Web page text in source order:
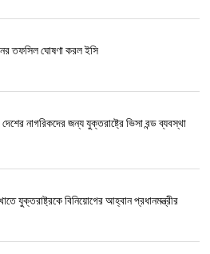
তফসিল ঘোষণা করল ইসি
নাগরিকদের জন্য যুক্তরাষ্ট্রে ভিসা বন্ড ব্যবস্থা
যুক্তরাষ্ট্রকে বিনিয়োগের আহ্বান প্রধানমন্ত্রীর